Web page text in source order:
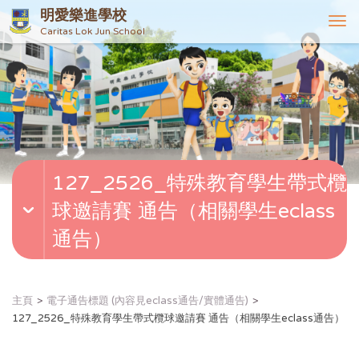
明愛樂進學校
Caritas Lok Jun School
T
o
g
g
l
e
n
v
i
i
127_2526_特殊教育學生帶式欖
球邀請賽 通告（相關學生eclass
通告）
主頁
電子通告標題 (內容見eclass通告/實體通告)
127_2526_特殊教育學生帶式欖球邀請賽 通告（相關學生eclass通告）